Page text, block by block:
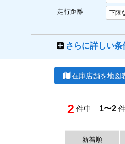
走行距離
さらに詳しい
在庫店舗を地図
2 件中 1〜2
新着順